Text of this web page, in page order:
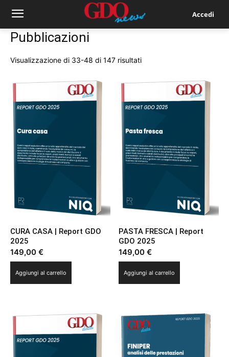
Accedi
Pubblicazioni
Visualizzazione di 33-48 di 147 risultatiOrdina
base
più
CURA CASA | Report GDO
2025
149,00 €
Aggiungi al carrello
PASTA FRESCA | Report
GDO 2025
149,00€
Aggiungi al carrello